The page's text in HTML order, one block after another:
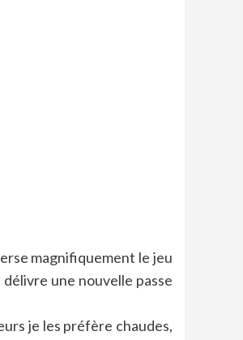
magnifiquement le jeu
délivre une nouvelle passe
je les préfère chaudes,